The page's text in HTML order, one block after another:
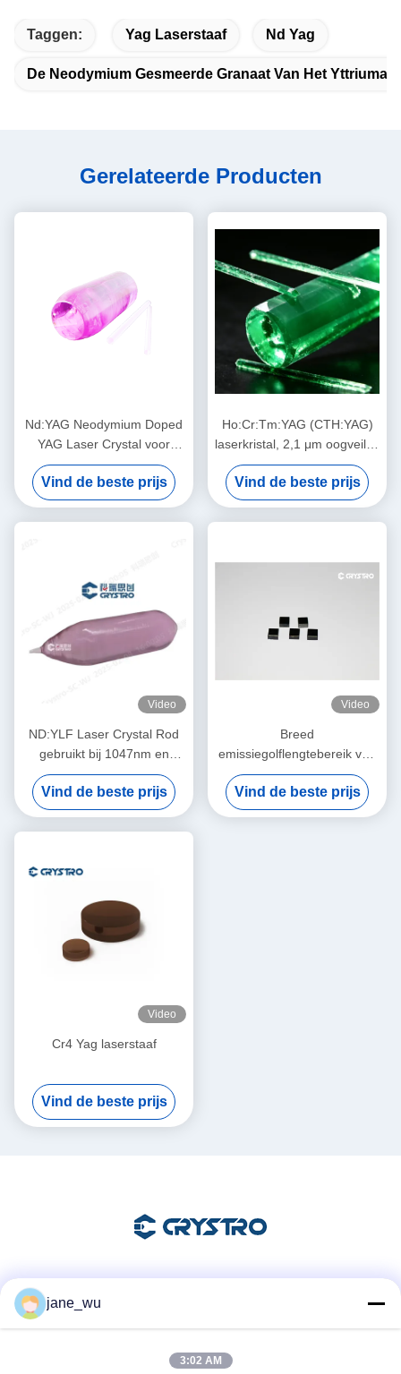
Taggen: Yag Laserstaaf Nd Yag
De Neodymium Gesmeerde Granaat Van Het
Gerelateerde Producten
Nd:YAG Neodymium Doped
YAG Laser Crystal voor
hoogvermogende solid state
lasersystemen
Vind de beste prijs
Ho:Cr:Tm:YAG (CTH:YAG)
laserkristal, 2,1 μm oogveilig,
hoog rendement flits/diode
gepompt
Vind de beste prijs
Video
ND:YLF Laser Crystal Rod
gebruikt bij 1047nm en
1053nm
Vind de beste prijs
Video
Breed
emissiegolflengtebereik van
1350 nm tot 1600 nm in Cr4
YAG-laserkristalstaaf voor
verschillende toepassingen
Vind de beste prijs
Video
Cr4 Yag laserstaaf
Vind de beste prijs
jane_wu
3:02 AM